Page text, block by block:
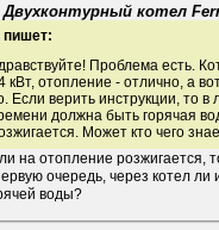
Двухконтурный котел
пишет:
Проблема есть.
кВт, отопление - отлично, а
Если верить инструкции, то в
должна быть горячая
Может кто чего
на отопление розжигается,
очередь, через котел ли
воды?